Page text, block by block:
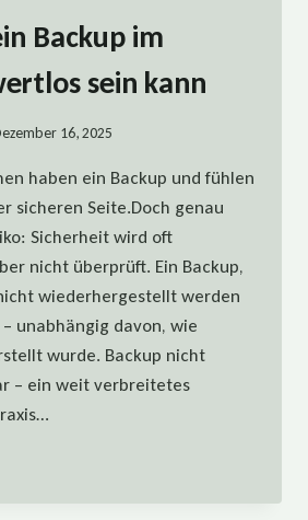
Backup im
sein kann
16, 2025
haben ein Backup und fühlen
sicheren Seite.Doch genau
Sicherheit wird oft
nicht überprüft. Ein Backup,
wiederhergestellt werden
unabhängig davon, wie
wurde. Backup nicht
– ein weit verbreitetes